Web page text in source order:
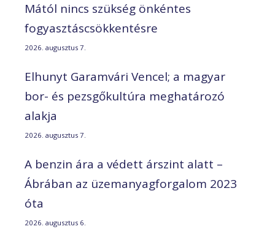
Mától nincs szükség önkéntes
fogyasztáscsökkentésre
2026. augusztus 7.
Elhunyt Garamvári Vencel; a magyar
bor- és pezsgőkultúra meghatározó
alakja
2026. augusztus 7.
A benzin ára a védett árszint alatt –
Ábrában az üzemanyagforgalom 2023
óta
2026. augusztus 6.